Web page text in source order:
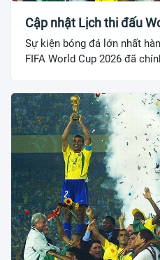
Cập nhật Lịch thi đấu
Sự kiện bóng đá lớn nhất
FIFA World Cup 2026 đã